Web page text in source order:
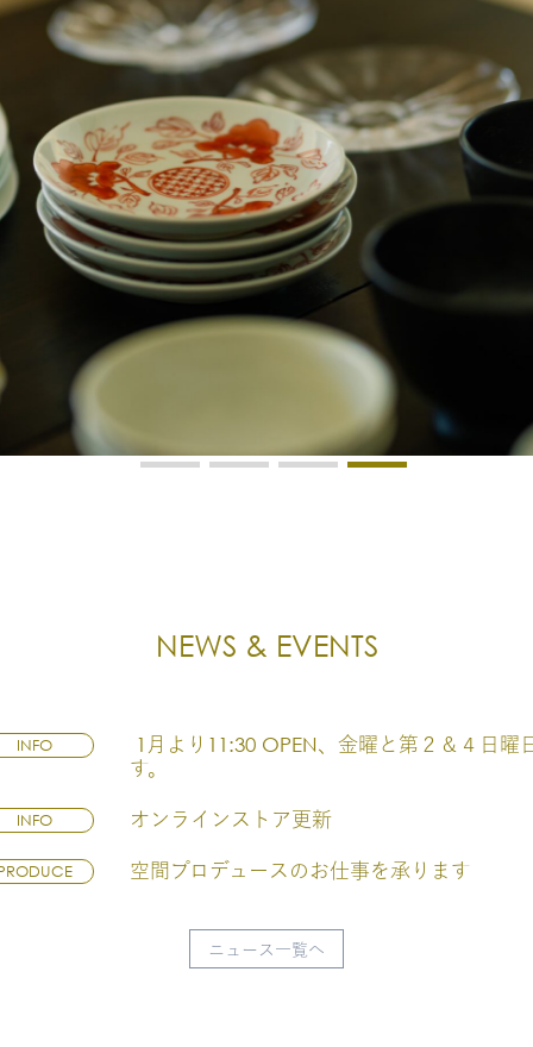
NEWS & EVENTS
INFO
1月より11:30 OPEN、金曜と第２＆４日曜
す。
INFO オンラインストア更新
空間プロデュースのお仕事を承ります
ニュース一覧へ